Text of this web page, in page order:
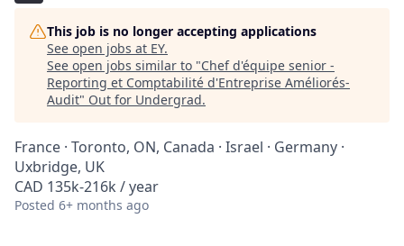
This job is no longer accepting applications
See open jobs at EY.
See open jobs similar to "Chef d'équipe senior -
Reporting et Comptabilité d'Entreprise Améliorés-
Audit" Out for Undergrad.
France · Toronto, ON, Canada · Israel · Germany ·
Uxbridge, UK
CAD 135k-216k / year
Posted 6+ months ago